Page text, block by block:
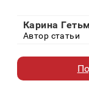
Карина
Автор статьи